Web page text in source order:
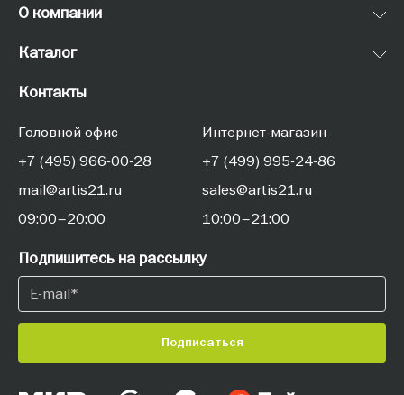
О компании
Каталог
Контакты
Головной офис
+7 (495) 966-00-28
mail@artis21.ru
09:00–20:00
Интернет-магазин
+7 (499) 995-24-86
sales@artis21.ru
10:00–21:00
Подпишитесь на рассылку
Подписаться